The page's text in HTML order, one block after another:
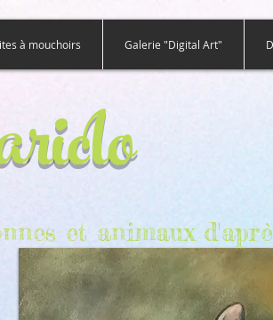
à mouchoirs Galerie "Digital Art"
et animaux